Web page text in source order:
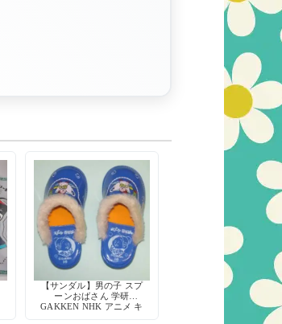
【サンダル】男の子 スプ
ーンおばさん 学研
GAKKEN NHK アニメ キ